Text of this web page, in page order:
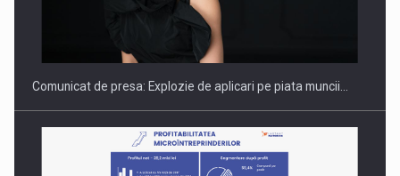
PUTTING ROMANIAN CORPORATE COMPANIES ON THE
INTERNATIONAL BUSINESS SCENE
Comunicat de presa: Explozie de aplicari pe piata muncii…